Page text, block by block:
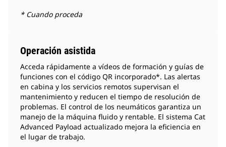
* Cuando proceda
Operación asistida
Acceda rápidamente a vídeos de formación y guías de
funciones con el código QR incorporado*. Las alertas
en cabina y los servicios remotos supervisan el
mantenimiento y reducen el tiempo de resolución de
problemas. El control de los neumáticos garantiza un
manejo de la máquina fluido y rentable. El sistema Cat
Advanced Payload actualizado mejora la eficiencia en
el lugar de trabajo.